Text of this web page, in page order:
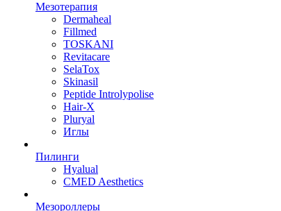
Мезотерапия
Dermaheal
Fillmed
TOSKANI
Revitacare
SelaTox
Skinasil
Peptide Introlypolise
Hair-X
Pluryal
Иглы
Пилинги
Hyalual
CMED Aesthetics
Мезороллеры